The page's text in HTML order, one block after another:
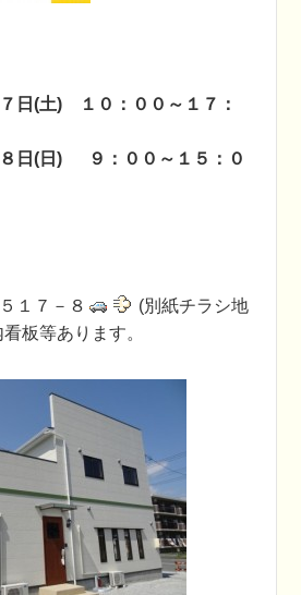
日(土) １０：００～１７：
日(日) ９：００～１５：０
１７－８
(別紙チラシ地
板等あります。